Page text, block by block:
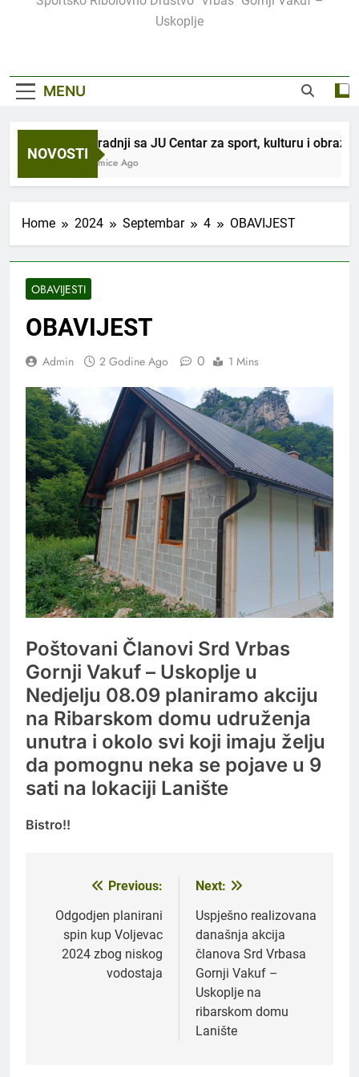
Uskoplje
MENU
NOVOSTI
U saradnji sa JU Centar za sport, kulturu i
2 Sedmice Ago
Home 2024 Septembar 4 OBAVIJEST
OBAVIJESTI
OBAVIJEST
Admin 2 Godine Ago 0 1 Mins
Poštovani Članovi Srd Vrbas
Gornji Vakuf – Uskoplje u
Nedjelju 08.09 planiramo akciju
na Ribarskom domu udruženja
unutra i okolo svi koji imaju želju
da pomognu neka se pojave u 9
sati na lokaciji Lanište
Bistro!!
Navigacija
članaka
Previous:
Odgodjen planirani
spin kup Voljevac
2024 zbog niskog
vodostaja
Next:
Uspješno realizovana
današnja akcija
članova Srd Vrbasa
Gornji Vakuf –
Uskoplje na
ribarskom domu
Lanište